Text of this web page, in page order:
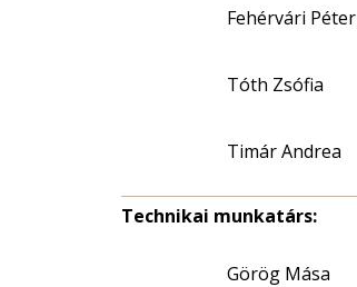
Fehérvári Péter
Tóth Zsófia
Timár Andrea
Technikai munkatárs:
Görög Mása